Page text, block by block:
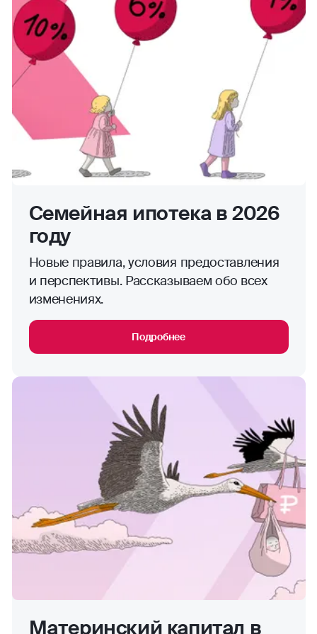
Семейная ипотека в 2026
году
Новые правила, условия предоставления
и перспективы. Рассказываем обо всех
изменениях.
Подробнее
Материнский капитал в